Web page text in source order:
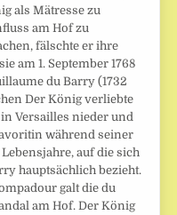
als Mätresse zu
am Hof zu
fälschte er ihre
am 1. September 1768
du Barry (1732
Der König verliebte
Versailles nieder und
während seiner
auf die sich
hauptsächlich bezieht.
galt die du
am Hof. Der König